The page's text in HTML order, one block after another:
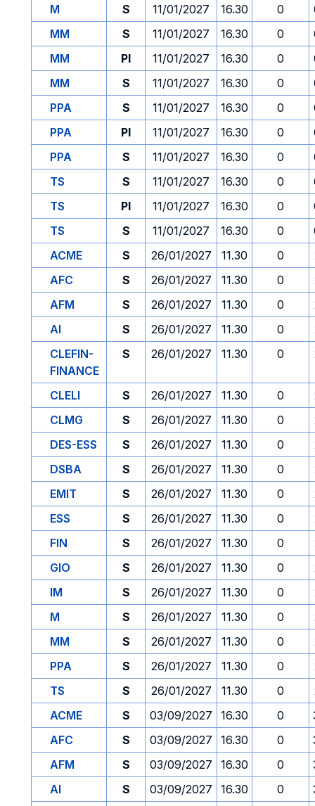
M
S 11/01/2027 16.30 0
MM
S 11/01/2027 16.30 0
MM
PI 11/01/2027 16.30 0
MM
S 11/01/2027 16.30 0
PPA
S 11/01/2027 16.30 0
PPA
PI 11/01/2027 16.30 0
PPA
S 11/01/2027 16.30 0
TS
S 11/01/2027 16.30 0
TS
PI 11/01/2027 16.30 0
TS
S 11/01/2027 16.30 0
ACME
S 26/01/2027 11.30 0
AFC
S 26/01/2027 11.30 0
AFM
S 26/01/2027 11.30 0
AI
S 26/01/2027 11.30 0
CLEFIN-
FINANCE
S 26/01/2027 11.30 0
CLELI S 26/01/2027 11.30 0
CLMG
S 26/01/2027 11.30 0
DES-ESS
S 26/01/2027 11.30 0
DSBA
S 26/01/2027 11.30 0
EMIT
S 26/01/2027 11.30 0
ESS
S 26/01/2027 11.30 0
FIN
S 26/01/2027 11.30 0
GIO
S 26/01/2027 11.30 0
IM
S 26/01/2027 11.30 0
M
S 26/01/2027 11.30 0
MM
S 26/01/2027 11.30 0
PPA
S 26/01/2027 11.30 0
TS
S 26/01/2027 11.30 0
ACME
S 03/09/2027 16.30 0
AFC
S 03/09/2027 16.30 0
AFM
S 03/09/2027 16.30 0
AI
S 03/09/2027 16.30 0